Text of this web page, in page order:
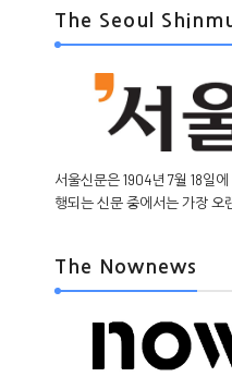
The Seoul
서울신문은 1904년 7월 18일
행되는 신문 중에서는 가장 오
The Nownews